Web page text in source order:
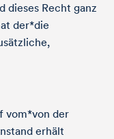
dieses Recht ganz
der*die
vom*von der
erhält